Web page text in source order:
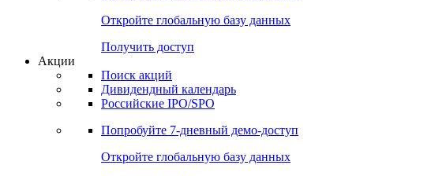
Откройте глобальную базу данных
Получить доступ
Акции
Поиск акций
Дивидендный календарь
Российские IPO/SPO
Попробуйте 7-дневный демо-доступ
Откройте глобальную базу данных